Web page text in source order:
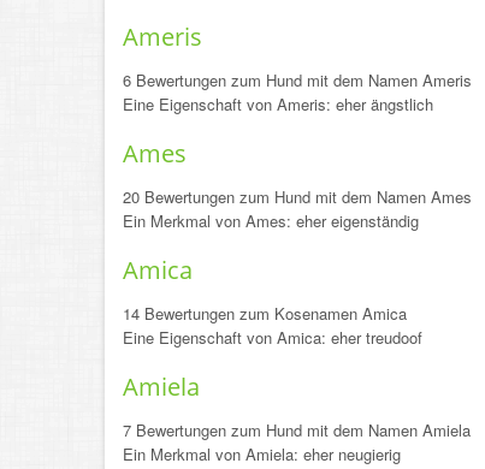
Ameris
6 Bewertungen zum Hund mit dem Namen Ameris
Eine Eigenschaft von Ameris: eher ängstlich
Ames
20 Bewertungen zum Hund mit dem Namen Ames
Ein Merkmal von Ames: eher eigenständig
Amica
14 Bewertungen zum Kosenamen Amica
Eine Eigenschaft von Amica: eher treudoof
Amiela
7 Bewertungen zum Hund mit dem Namen Amiela
Ein Merkmal von Amiela: eher neugierig